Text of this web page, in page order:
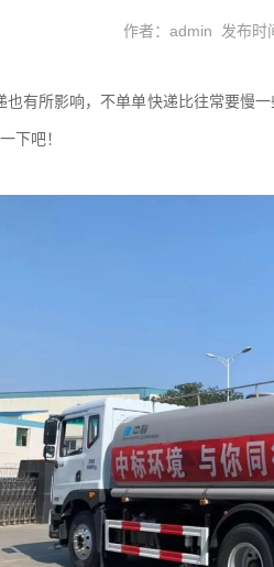
作者：admin 发布时
有所影响，不单单快递比往常要慢
下吧！